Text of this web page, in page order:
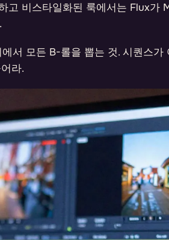
고 비스타일화된 룩에서는 Flux가
서 모든 B-롤을 뽑는 것. 시퀀스가
라.